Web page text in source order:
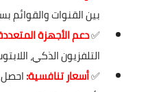
بين القنوات والقوائم
✅دعم الأجهزة
التلفزيون الذكي،
✅أسعار تنافسية: